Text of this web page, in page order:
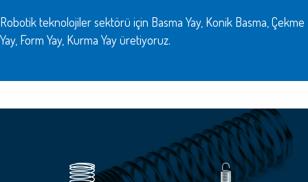
Robotik teknolojiler sektörü için Basma Yay, Konik Basma, Çekme
Yay, Form Yay, Kurma Yay üretiyoruz.